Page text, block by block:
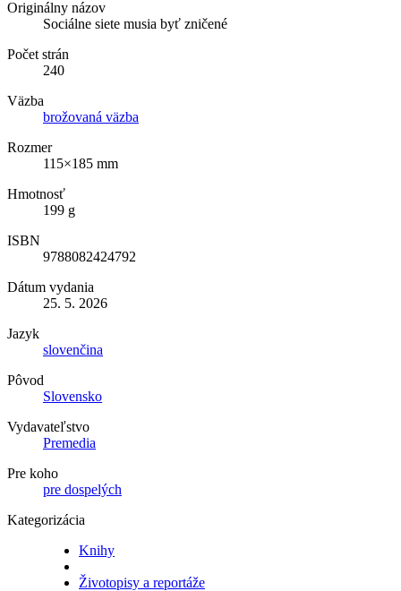
Originálny názov
Sociálne siete musia byť zničené
Počet strán
240
Väzba
brožovaná väzba
Rozmer
115×185 mm
Hmotnosť
199 g
ISBN
9788082424792
Dátum vydania
25. 5. 2026
Jazyk
slovenčina
Pôvod
Slovensko
Vydavateľstvo
Premedia
Pre koho
pre dospelých
Kategorizácia
Knihy
Životopisy a reportáže